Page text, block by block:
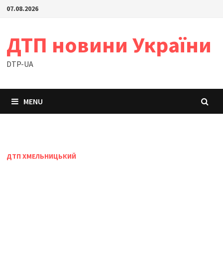
Skip07.08.2026
ДТП новини України
DTP-UA
MENU
ДТП ХМЕЛЬНИЦЬКИЙ